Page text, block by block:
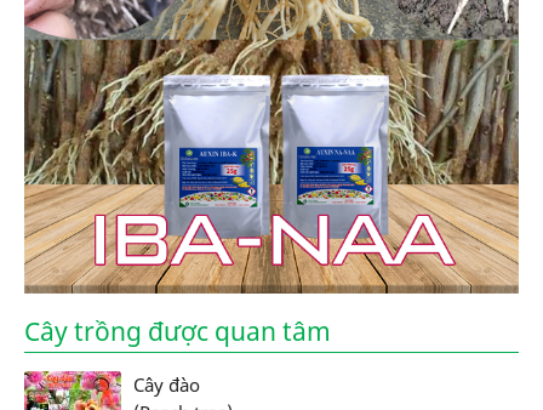
Cây trồng được quan tâm
Cây đào